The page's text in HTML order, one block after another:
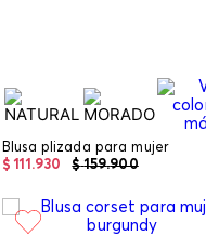
Blusa plizada para mujer
$ 159.900
$ 111 .930